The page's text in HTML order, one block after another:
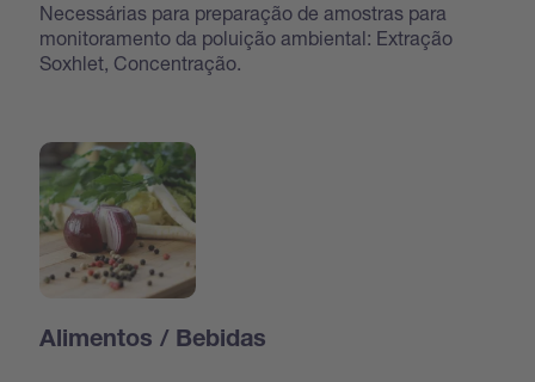
Necessárias para preparação de amostras para
monitoramento da poluição ambiental: Extração
Soxhlet, Concentração.
Alimentos / Bebidas